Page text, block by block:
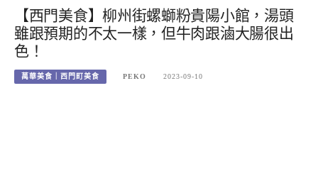
【西門美食】柳州街螺螄粉貴陽小館，湯頭
雖跟預期的不太一樣，但牛肉跟滷大腸很出
色！
萬華美食｜西門町美食 PEKO 2023-09-10